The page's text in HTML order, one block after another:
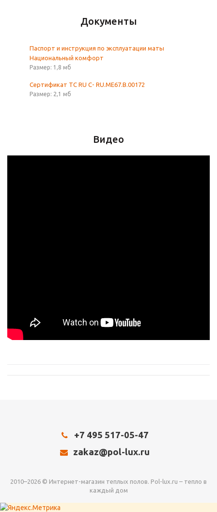
Документы
Паспорт и инструкция по эксплуатации маты
Национальный комфорт
Размер: 1,8 мб
Сертификат TC RU C- RU.ME67.B.00172
Размер: 2,1 мб
Видео
+7 495 517-05-47
zakaz@pol-lux.ru
2010–2026 © Интернет-магазин теплых полов. Pol-lux.ru – тепло в
каждый дом